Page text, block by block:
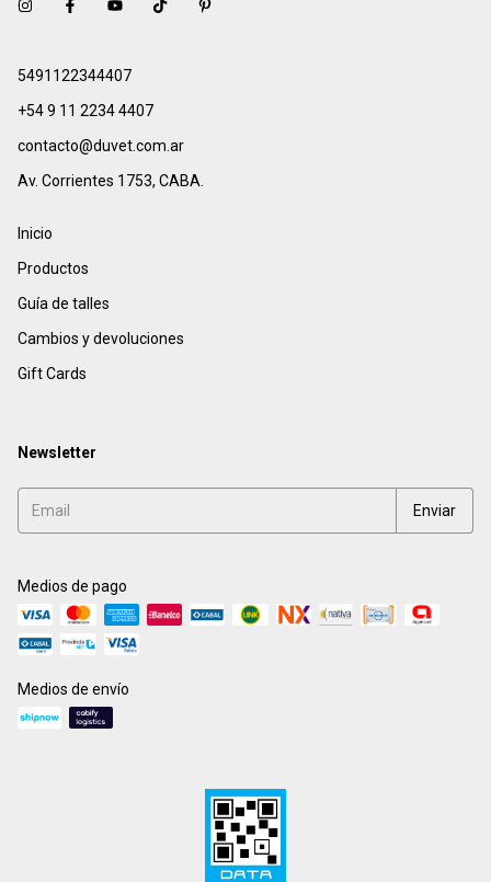
5491122344407
+54 9 11 2234 4407
contacto@duvet.com.ar
Av. Corrientes 1753, CABA.
Inicio
Productos
Guía de talles
Cambios y devoluciones
Gift Cards
Newsletter
Medios de pago
Medios de envío